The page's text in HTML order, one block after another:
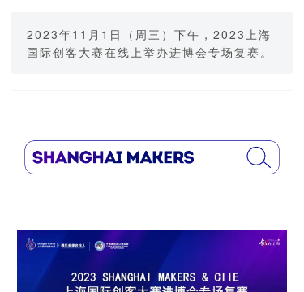
2023年11月1日（周三）下午，2023上海
国际创客大赛在线上举办进博会专场复赛。